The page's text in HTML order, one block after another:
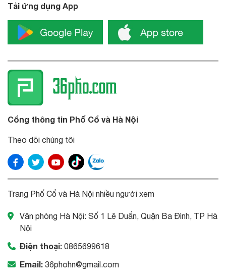
Tải ứng dụng App
Cổng thông tin Phố Cổ và Hà Nội
Theo dõi chúng tôi
Trang Phố Cổ và Hà Nội nhiều người xem
Văn phòng Hà Nội: Số 1 Lê Duẩn, Quận Ba Đình, TP Hà
Nội
Điện thoại: 0865699618
Email: 36phohn@gmail.com